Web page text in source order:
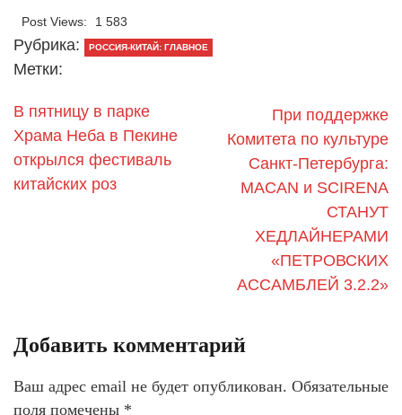
Post Views: 1 583
Рубрика: РОССИЯ-КИТАЙ: ГЛАВНОЕ
Метки:
В пятницу в парке
Храма Неба в Пекине
открылся фестиваль
китайских роз
При поддержке
Комитета по культуре
Санкт-Петербурга:
MACAN и SCIRENA
СТАНУТ
ХЕДЛАЙНЕРАМИ
«ПЕТРОВСКИХ
АССАМБЛЕЙ 3.2.2»
Добавить комментарий
Ваш адрес email не будет опубликован. Обязательные
поля помечены *